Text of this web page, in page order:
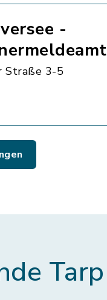
-
Straße 3-5
Tarp